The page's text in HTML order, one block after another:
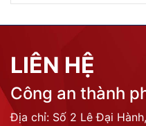
LIÊN HỆ
Công an thành
Địa chỉ: Số 2 Lê Đại